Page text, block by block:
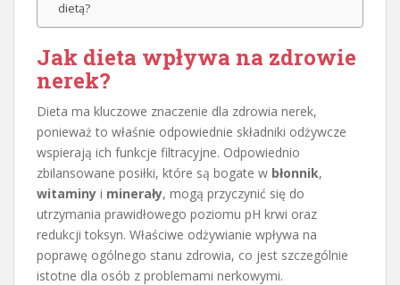
dietą?
Jak dieta wpływa na zdrowie
nerek?
Dieta ma kluczowe znaczenie dla zdrowia nerek,
ponieważ to właśnie odpowiednie składniki odżywcze
wspierają ich funkcje filtracyjne. Odpowiednio
zbilansowane posiłki, które są bogate w błonnik,
witaminy i minerały, mogą przyczynić się do
utrzymania prawidłowego poziomu pH krwi oraz
redukcji toksyn. Właściwe odżywianie wpływa na
poprawę ogólnego stanu zdrowia, co jest szczególnie
istotne dla osób z problemami nerkowymi.